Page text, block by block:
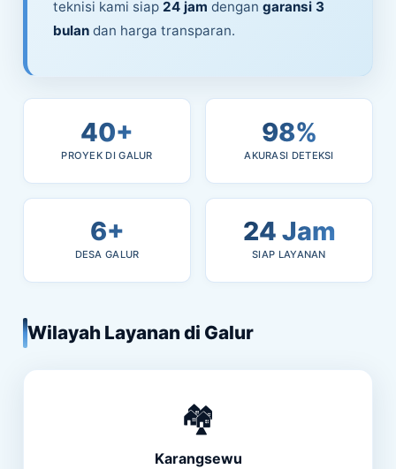
teknisi kami siap 24 jam dengan garansi 3
bulandan harga transparan.
40+
PROYEK DI GALUR
98%
AKURASI DETEKSI
6+
DESA GALUR
24 Jam
SIAP LAYANAN
Wilayah Layanan di Galur
🏘️
Karangsewu